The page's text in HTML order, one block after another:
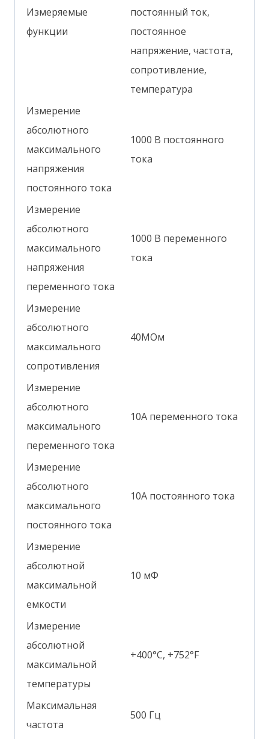
Измеряемые
функции
постоянный ток,
постоянное
напряжение, частота,
сопротивление,
температура
Измерение
абсолютного
максимального
напряжения
постоянного тока
1000 В постоянного
тока
Измерение
абсолютного
максимального
напряжения
переменного тока
1000 В переменного
тока
Измерение
абсолютного
максимального
сопротивления
40МОм
Измерение
абсолютного
максимального
переменного тока
10А переменного тока
Измерение
абсолютного
максимального
постоянного тока
10А постоянного тока
Измерение
абсолютной
максимальной
емкости
10 мФ
Измерение
абсолютной
максимальной
температуры
+400°С, +752°F
Максимальная
частота
500 Гц